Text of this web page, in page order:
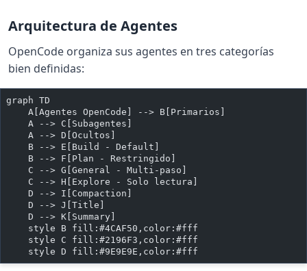
Arquitectura de Agentes
OpenCode organiza sus agentes en tres categorías
bien definidas:
graph TD
    A[Agentes OpenCode] --> B[Primarios]
    A --> C[Subagentes]
    A --> D[Ocultos]
    B --> E[Build - Default]
    B --> F[Plan - Restringido]
    C --> G[General - Multi-paso]
    C --> H[Explore - Solo lectura]
    D --> I[Compaction]
    D --> J[Title]
    D --> K[Summary]
    style B fill:#4CAF50,color:#fff
    style C fill:#2196F3,color:#fff
    style D fill:#9E9E9E,color:#fff